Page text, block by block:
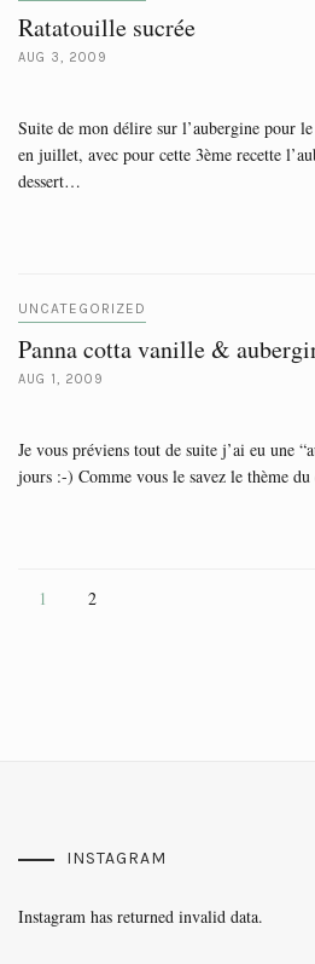
Ratatouille sucrée
AUG 3, 2009
Suite de mon délire sur l’aubergine pour
en juillet, avec pour cette 3ème recette
dessert…
UNCATEGORIZED
Panna cotta vanille &
AUG 1, 2009
Je vous préviens tout de suite j’ai eu une
jours :-) Comme vous le savez le thème
1 2
INSTAGRAM
Instagram has returned invalid data.